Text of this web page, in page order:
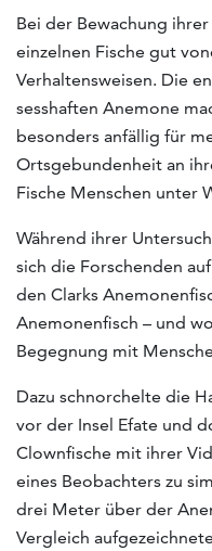
Bei der Bewachung
einzelnen Fische gut
Verhaltensweisen. Die
sesshaften Anemone
besonders anfällig für
Ortsgebundenheit an
Fische Menschen unter
Während ihrer
sich die Forschenden
den Clarks
Anemonenfisch – und
Begegnung mit
Dazu schnorchelte die
vor der Insel Efate und
Clownfische mit ihrer
eines Beobachters zu
drei Meter über der
Vergleich